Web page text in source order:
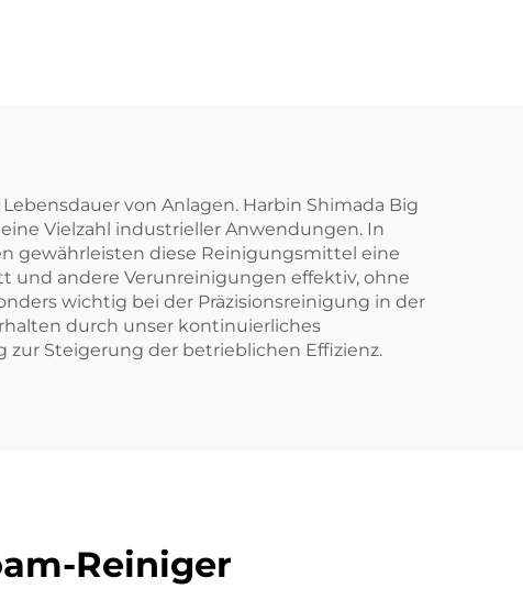
von Anlagen. Harbin Shimada Big
Vielzahl industrieller Anwendungen. In
gewährleisten diese Reinigungsmittel eine
und andere Verunreinigungen effektiv, ohne
wichtig bei der Präzisionsreinigung in der
durch unser kontinuierliches
Steigerung der betrieblichen Effizienz.
Reiniger